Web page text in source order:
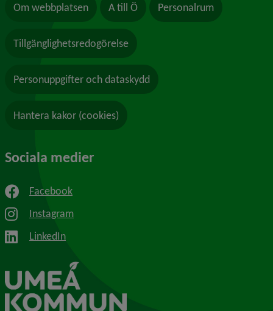
Om webbplatsen A till Ö Personalrum
Tillgänglighetsredogörelse
Personuppgifter och dataskydd
Hantera kakor (cookies)
Sociala medier
Facebook
Instagram
LinkedIn